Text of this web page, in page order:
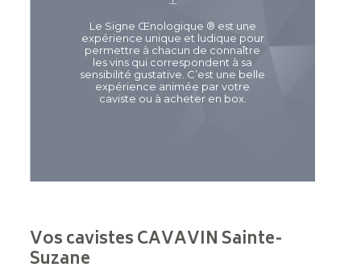
Le Signe Œnologique ® est une
expérience unique et ludique pour
permettre à chacun de connaître
les vins qui correspondent à sa
sensibilité gustative. C’est une belle
expérience animée par votre
caviste ou à acheter en box.
Vos cavistes CAVAVIN Sainte-
Suzane